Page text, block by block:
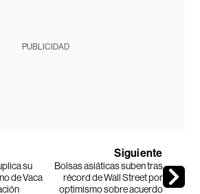
PUBLICIDAD
su
de Vaca
Siguiente
Bolsas asiáticas suben tras
récord de Wall Street por
optimismo sobre acuerdo